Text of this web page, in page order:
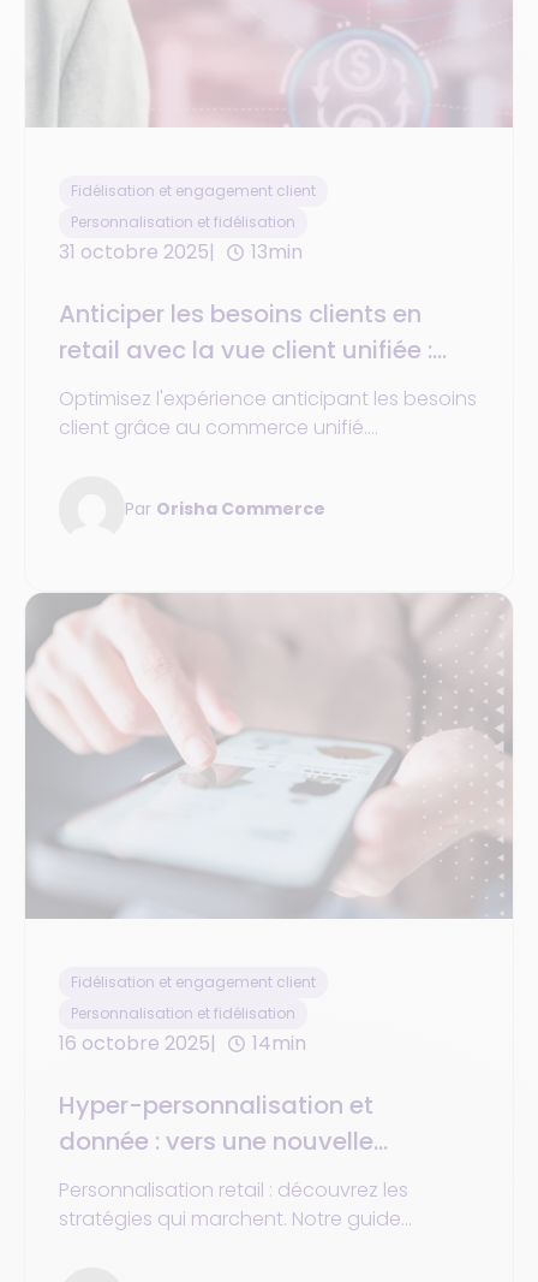
Fidélisation et engagement client
Personnalisation et fidélisation
31 octobre 2025 13min
Anticiper les besoins clients en
retail avec la vue client unifiée :
méthodes, outils et cas concrets
Optimisez l'expérience anticipant les besoins
client grâce au commerce unifié.
Par Orisha Commerce
Fidélisation et engagement client
Personnalisation et fidélisation
16 octobre 2025 14min
Hyper-personnalisation et
donnée : vers une nouvelle
expérience client du retail
omnicanal
Personnalisation retail : découvrez les
stratégies qui marchent. Notre guide